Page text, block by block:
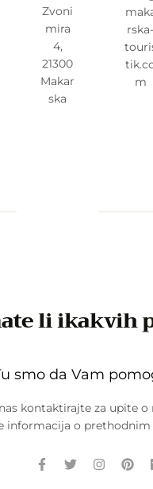
Zvoni
mira
4,
21300
Makar
ska
rska-
m
li ikakvih
smo da Vam
kontaktirajte za upite o
informacija o prethodnim